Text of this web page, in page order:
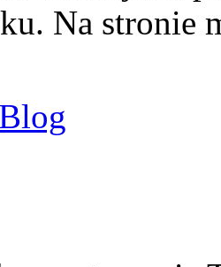
Na stronie
Blog